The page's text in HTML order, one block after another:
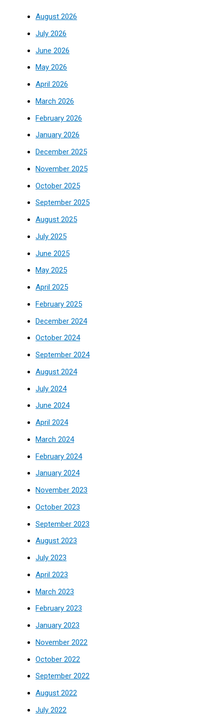
August 2026
July 2026
June 2026
May 2026
April 2026
March 2026
February 2026
January 2026
December 2025
November 2025
October 2025
September 2025
August 2025
July 2025
June 2025
May 2025
April 2025
February 2025
December 2024
October 2024
September 2024
August 2024
July 2024
June 2024
April 2024
March 2024
February 2024
January 2024
November 2023
October 2023
September 2023
August 2023
July 2023
April 2023
March 2023
February 2023
January 2023
November 2022
October 2022
September 2022
August 2022
July 2022